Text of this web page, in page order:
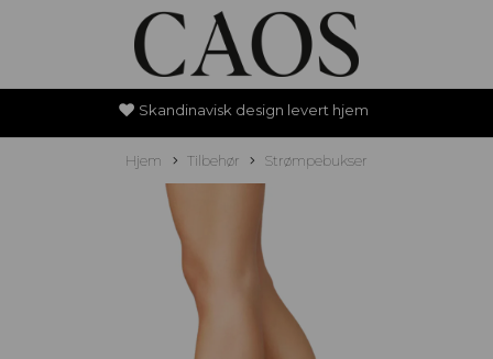
Skandinavisk design levert hjem
Hjem Tilbehør Strømpebukser